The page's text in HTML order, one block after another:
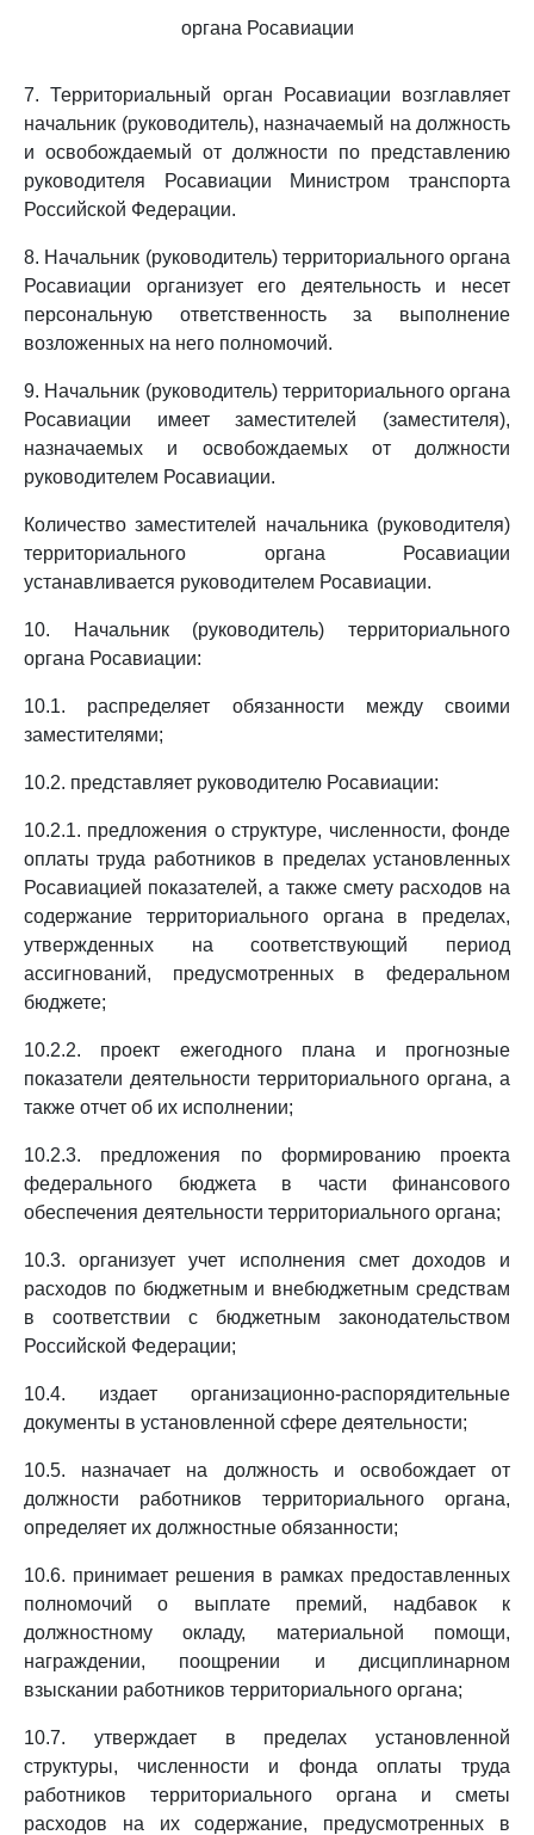
органа Росавиации
7. Территориальный орган Росавиации возглавляет
начальник (руководитель), назначаемый на должность
и освобождаемый от должности по представлению
руководителя Росавиации Министром транспорта
Российской Федерации.
8. Начальник (руководитель) территориального органа
Росавиации организует его деятельность и несет
персональную ответственность за выполнение
возложенных на него полномочий.
9. Начальник (руководитель) территориального органа
Росавиации имеет заместителей (заместителя),
назначаемых и освобождаемых от должности
руководителем Росавиации.
Количество заместителей начальника (руководителя)
территориального органа Росавиации
устанавливается руководителем Росавиации.
10. Начальник (руководитель) территориального
органа Росавиации:
10.1. распределяет обязанности между своими
заместителями;
10.2. представляет руководителю Росавиации:
10.2.1. предложения о структуре, численности, фонде
оплаты труда работников в пределах установленных
Росавиацией показателей, а также смету расходов на
содержание территориального органа в пределах,
утвержденных на соответствующий период
ассигнований, предусмотренных в федеральном
бюджете;
10.2.2. проект ежегодного плана и прогнозные
показатели деятельности территориального органа, а
также отчет об их исполнении;
10.2.3. предложения по формированию проекта
федерального бюджета в части финансового
обеспечения деятельности территориального органа;
10.3. организует учет исполнения смет доходов и
расходов по бюджетным и внебюджетным средствам
в соответствии с бюджетным законодательством
Российской Федерации;
10.4. издает организационно-распорядительные
документы в установленной сфере деятельности;
10.5. назначает на должность и освобождает от
должности работников территориального органа,
определяет их должностные обязанности;
10.6. принимает решения в рамках предоставленных
полномочий о выплате премий, надбавок к
должностному окладу, материальной помощи,
награждении, поощрении и дисциплинарном
взыскании работников территориального органа;
10.7. утверждает в пределах установленной
структуры, численности и фонда оплаты труда
работников территориального органа и сметы
расходов на их содержание, предусмотренных в